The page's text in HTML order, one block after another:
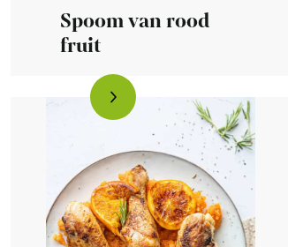
Spoom van rood
fruit